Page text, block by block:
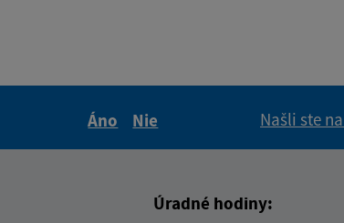
Áno
Nie
Našli ste
Úradné hodiny: